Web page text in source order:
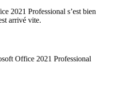
2021 Professional s’est bien
arrivé vite.
Office 2021 Professional